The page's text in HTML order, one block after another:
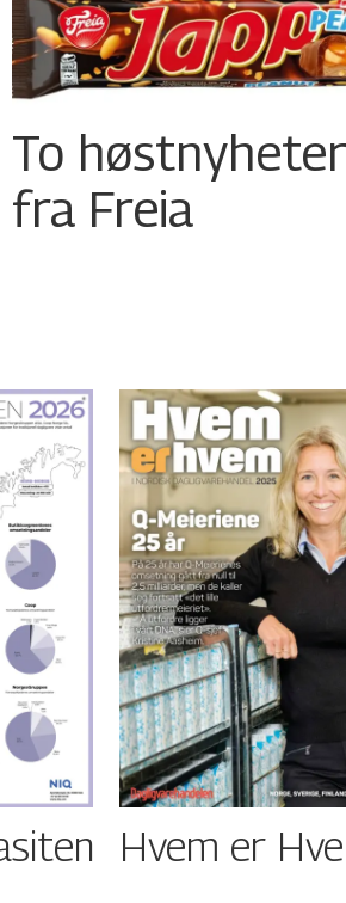
To høstnyheter
fra Freia
Hvem er